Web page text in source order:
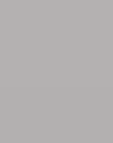
Stones Tour